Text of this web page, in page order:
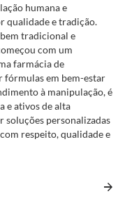
humana e
qualidade e tradição.
tradicional e
com um
farmácia de
fórmulas em bem-estar
à manipulação, é
e ativos de alta
soluções personalizadas
respeito, qualidade e